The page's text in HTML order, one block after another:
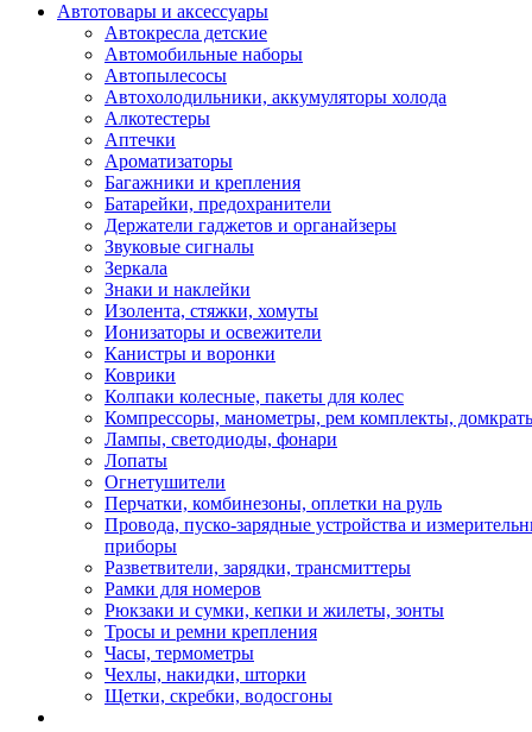
Автотовары и аксессуары
Автокресла детские
Автомобильные наборы
Автопылесосы
Автохолодильники, аккумуляторы холода
Алкотестеры
Аптечки
Ароматизаторы
Багажники и крепления
Батарейки, предохранители
Держатели гаджетов и органайзеры
Звуковые сигналы
Зеркала
Знаки и наклейки
Изолента, стяжки, хомуты
Ионизаторы и освежители
Канистры и воронки
Коврики
Колпаки колесные, пакеты для колес
Компрессоры, манометры, рем комплекты,
Лампы, светодиоды, фонари
Лопаты
Огнетушители
Перчатки, комбинезоны, оплетки на руль
Провода, пуско-зарядные устройства и
приборы
Разветвители, зарядки, трансмиттеры
Рамки для номеров
Рюкзаки и сумки, кепки и жилеты, зонты
Тросы и ремни крепления
Часы, термометры
Чехлы, накидки, шторки
Щетки, скребки, водосгоны